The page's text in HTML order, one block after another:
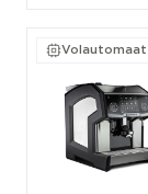
Volautomaat